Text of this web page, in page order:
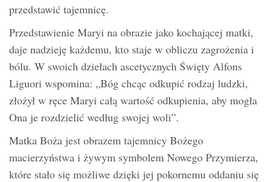
przedstawić tajemnicę.
Przedstawienie Maryi na obrazie jako kochającej matki,
daje nadzieję każdemu, kto staje w obliczu zagrożenia i
bólu. W swoich dziełach ascetycznych Święty Alfons
Liguori wspomina: „Bóg chcąc odkupić rodzaj ludzki,
złożył w ręce Maryi całą wartość odkupienia, aby mogła
Ona je rozdzielić według swojej woli”.
Matka Boża jest obrazem tajemnicy Bożego
macierzyństwa i żywym symbolem Nowego Przymierza,
które stało się możliwe dzięki jej pokornemu oddaniu się